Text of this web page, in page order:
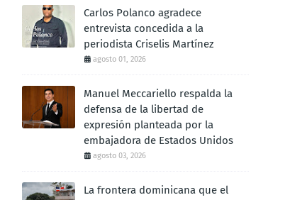
Carlos Polanco agradece
entrevista concedida a la
periodista Criselis Martínez
agosto 01, 2026
Manuel Meccariello respalda la
defensa de la libertad de
expresión planteada por la
embajadora de Estados Unidos
agosto 03, 2026
La frontera dominicana que el